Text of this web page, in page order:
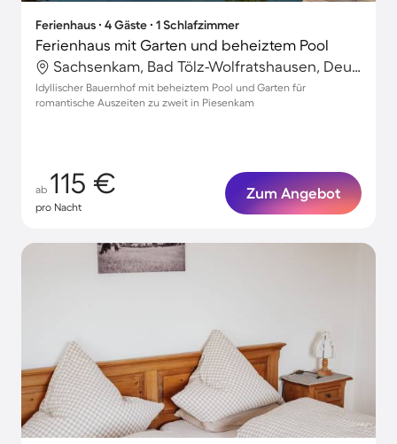
Ferienhaus ∙ 4 Gäste ∙ 1 Schlafzimmer
Ferienhaus mit Garten und beheiztem Pool
Sachsenkam, Bad Tölz-Wolfratshausen, Deutschland
Idyllischer Bauernhof mit beheiztem Pool und Garten für
romantische Auszeiten zu zweit in Piesenkam
ab 115 €
pro Nacht
Zum Angebot